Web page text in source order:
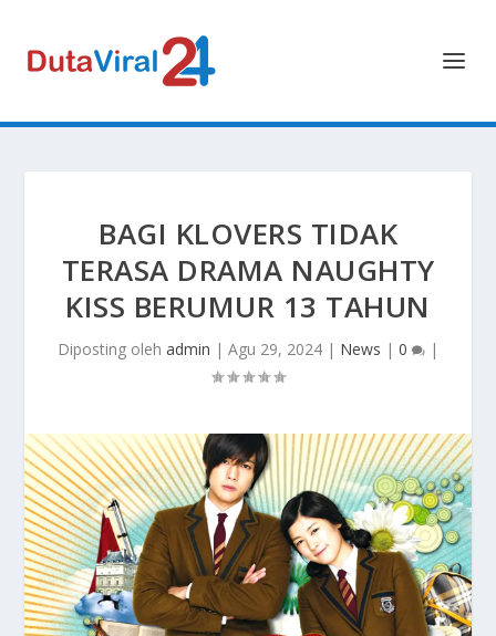
BAGI KLOVERS TIDAK
TERASA DRAMA NAUGHTY
KISS BERUMUR 13 TAHUN
Diposting oleh admin | Agu 29, 2024 | News | 0 |